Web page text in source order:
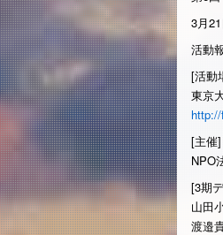
3月21
活動
[活動
東京
[主催]
NPO
[3期
山田
渡邉